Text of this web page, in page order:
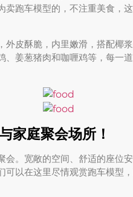
跑车模型的，不注重美食，
皮酥脆，内里嫩滑，搭配椰
姜葱猪肉和咖喱鸡等，每一
庭聚会场所！
。宽敞的空间、舒适的座位
以在这里尽情观赏跑车模型